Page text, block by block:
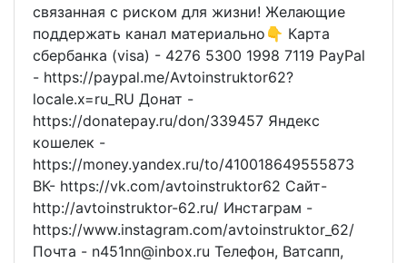
связанная с риском для жизни! Желающие
поддержать канал материально👇 Карта
сбербанка (visa) - 4276 5300 1998 7119 PayPal
- https://paypal.me/Avtoinstruktor62?
locale.x=ru_RU Донат -
https://donatepay.ru/don/339457 Яндекс
кошелек -
https://money.yandex.ru/to/410018649555873
ВК- https://vk.com/avtoinstruktor62 Сайт-
http://avtoinstruktor-62.ru/ Инстаграм -
https://www.instagram.com/avtoinstruktor_62/
Почта - n451nn@inbox.ru Телефон, Ватсапп,